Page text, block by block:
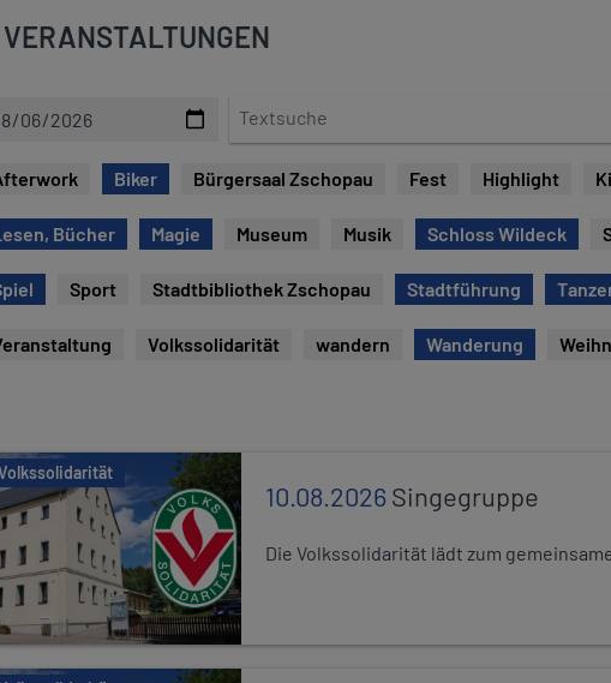
VERANSTALTUNGEN
t
u
h
Biker Bürgersaal Zschopau Fest Highlight
Bücher Magie Museum Musik Schloss Wildeck
Sport Stadtbibliothek Zschopau Stadtführung
Volkssolidarität wandern Wanderung
10.08.2026Singegruppe
Die Volkssolidarität lädt zum